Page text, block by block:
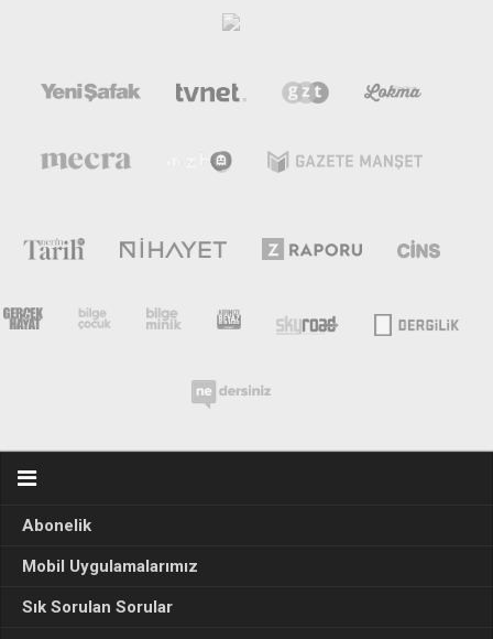
Abonelik
Mobil Uygulamalarımız
Sık Sorulan Sorular